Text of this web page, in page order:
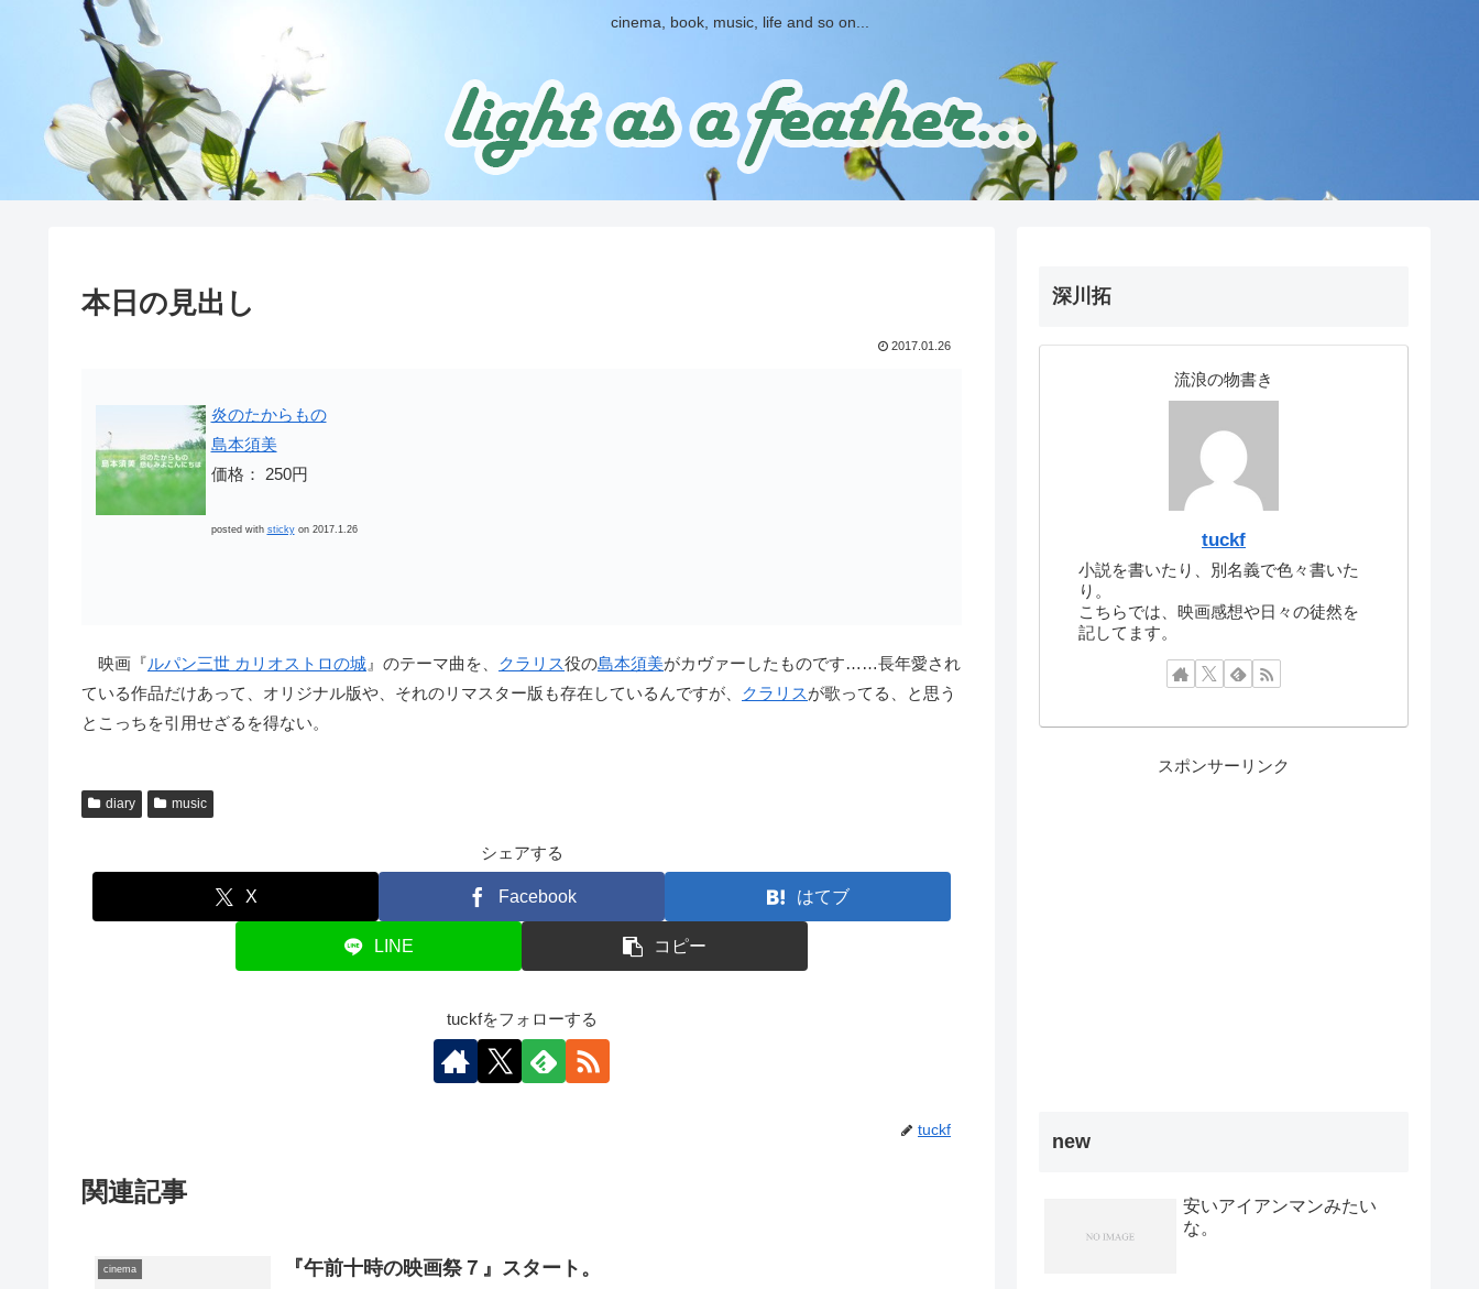
cinema, book, music, life and so on...
本日の見出し
2017.01.26
炎のたからもの
島本須美
価格： 250円
posted with stickyon 2017.1.26
映画『ルパン三世 カリオストロの城 』のテーマ曲を、 クラリス役の島本須美がカヴァーしたものです……長年愛され
ている作品だけあって、オリジナル版や、それのリマスター版も存在しているんですが、
クラリスが歌ってる、と思う
とこっちを引用せざるを得ない。
diary music
シェアする
X Facebook はてブ
LINE コピー
tuckfをフォローする
tuckf
関連記事
cinema 『午前十時の映画祭７』スタート。
深川拓
流浪の物書き
tuckf
小説を書いたり、別名義で色々書いた
り。
こちらでは、映画感想や日々の徒然を
記してます。
スポンサーリンク
new
安いアイアンマンみたい
な。